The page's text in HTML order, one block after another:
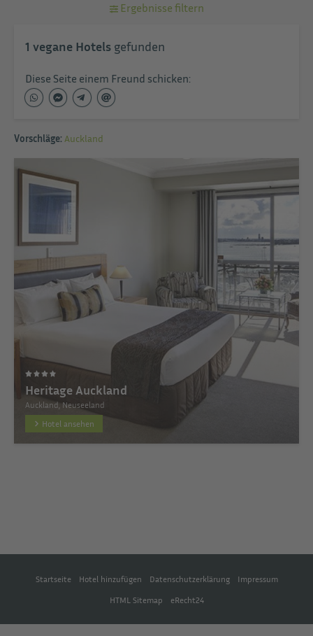
Ergebnisse filtern
1 vegane Hotels gefunden
Diese Seite einem Freund schicken:
Vorschläge: Auckland
Heritage Auckland
Auckland, Neuseeland
Hotel ansehen
Startseite Hotel hinzufügen Datenschutzerklärung
Impressum
HTML Sitemap
eRecht24